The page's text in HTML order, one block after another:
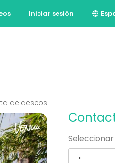
Iniciar sesión
de deseos
‹